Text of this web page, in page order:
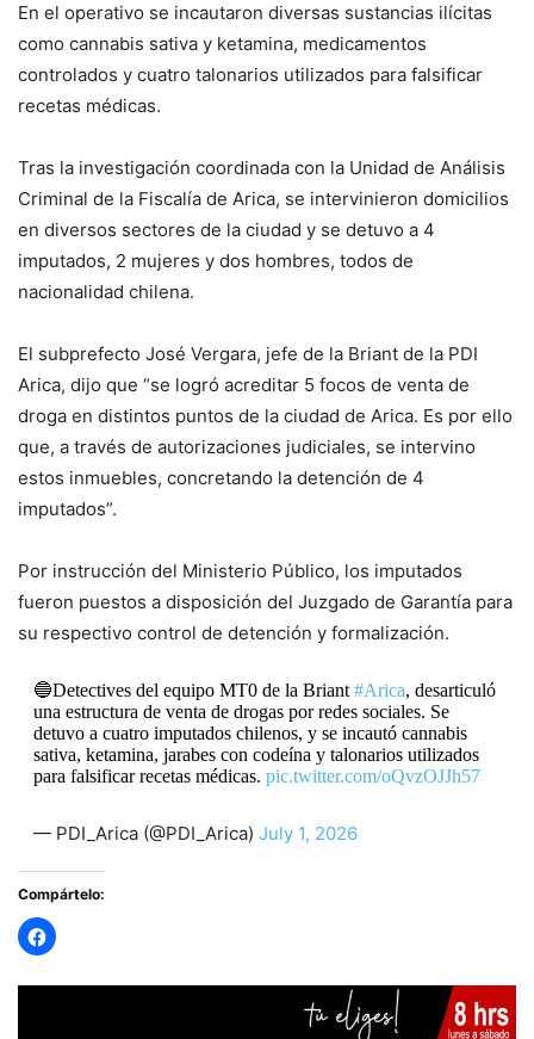
En el operativo se incautaron diversas sustancias ilícitas
como cannabis sativa y ketamina, medicamentos
controlados y cuatro talonarios utilizados para falsificar
recetas médicas.
Tras la investigación coordinada con la Unidad de Análisis
Criminal de la Fiscalía de Arica, se intervinieron domicilios
en diversos sectores de la ciudad y se detuvo a 4
imputados, 2 mujeres y dos hombres, todos de
nacionalidad chilena.
El subprefecto José Vergara, jefe de la Briant de la PDI
Arica, dijo que “se logró acreditar 5 focos de venta de
droga en distintos puntos de la ciudad de Arica. Es por ello
que, a través de autorizaciones judiciales, se intervino
estos inmuebles, concretando la detención de 4
imputados”.
Por instrucción del Ministerio Público, los imputados
fueron puestos a disposición del Juzgado de Garantía para
su respectivo control de detención y formalización.
🔵Detectives del equipo MT0 de la Briant #Arica, desarticuló
una estructura de venta de drogas por redes sociales. Se
detuvo a cuatro imputados chilenos, y se incautó cannabis
sativa, ketamina, jarabes con codeína y talonarios utilizados
para falsificar recetas médicas. pic.twitter.com/oQvzOJJh57
— PDI_Arica (@PDI_Arica) July 1, 2026
Compártelo: